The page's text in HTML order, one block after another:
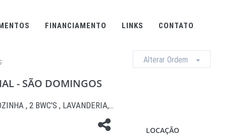
FINANCIAMENTO LINKS CONTATO
Alterar Ordem
- SÃO DOMINGOS
, 2 BWC'S , LAVANDERIA,…
LOCAÇÃO